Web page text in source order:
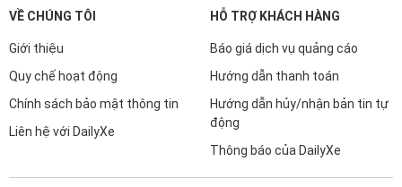
VỀ CHÚNG TÔI
Giới thiệu
Quy chế hoạt động
Chính sách bảo mật thông tin
Liên hệ với DailyXe
HỖ TRỢ KHÁCH HÀNG
Báo giá dịch vụ quảng cáo
Hướng dẫn thanh toán
Hướng dẫn hủy/nhận bản tin tự
động
Thông báo của DailyXe